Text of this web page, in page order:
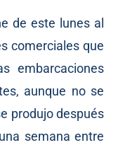
de este lunes al
comerciales que
embarcaciones
aunque no se
produjo después
semana entre